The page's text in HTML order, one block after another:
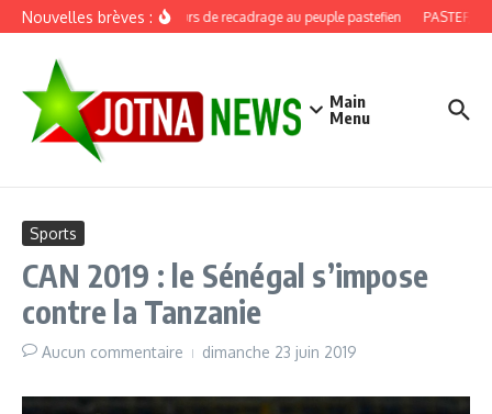
Aller au contenu
Nouvelles brèves :Discours de recadrage au peuple pastefien PASTEF,
Main
Menu
Sports
CAN 2019 : le Sénégal s’impose
contre la Tanzanie
Aucun commentaire dimanche 23 juin 2019